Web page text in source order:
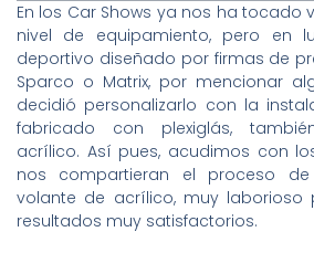
En los Car Shows ya nos ha tocado
nivel de equipamiento, pero en
deportivo diseñado por firmas de
Sparco o Matrix, por mencionar
decidió personalizarlo con la
fabricado con plexiglás,
acrílico. Así pues, acudimos con
nos compartieran el proceso
volante de acrílico, muy laborioso
resultados muy satisfactorios.